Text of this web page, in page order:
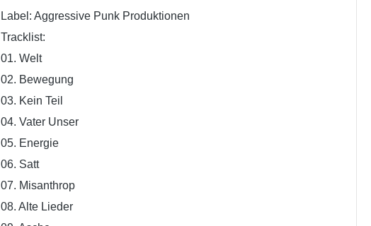
Label: Aggressive Punk Produktionen
Tracklist:
01. Welt
02. Bewegung
03. Kein Teil
04. Vater Unser
05. Energie
06. Satt
07. Misanthrop
08. Alte Lieder